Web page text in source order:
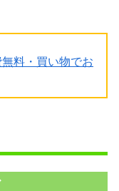
料・買い物でお